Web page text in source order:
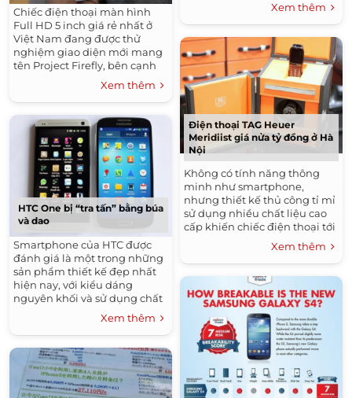
Chiếc điện thoại màn hình
Full HD 5 inch giá rẻ nhất ở
Việt Nam đang được thử
nghiệm giao diện mới mang
tên Project Firefly, bên cạnh
đó, model này bắt đầu lên đời
Android 4.2.2 nhờ ROM
CyanogenMod CM 10.1.
Xem thêm
HTC One bị “tra tấn” bằng búa
và dao
Smartphone của HTC được
đánh giá là một trong những
sản phẩm thiết kế đẹp nhất
hiện nay, với kiểu dáng
nguyên khối và sử dụng chất
liệu vỏ nhôm cứng cáp.
Xem thêm
Xem thêm
Điện thoại TAG Heuer
Meridiist giá nửa tỷ đồng ở Hà
Nội
Không có tính năng thông
minh như smartphone,
nhưng thiết kế thủ công tỉ mỉ
sử dụng nhiều chất liệu cao
cấp khiến chiếc điện thoại tới
từ Thuỵ Sỹ giá lên tới 475 triệu
Xem thêm